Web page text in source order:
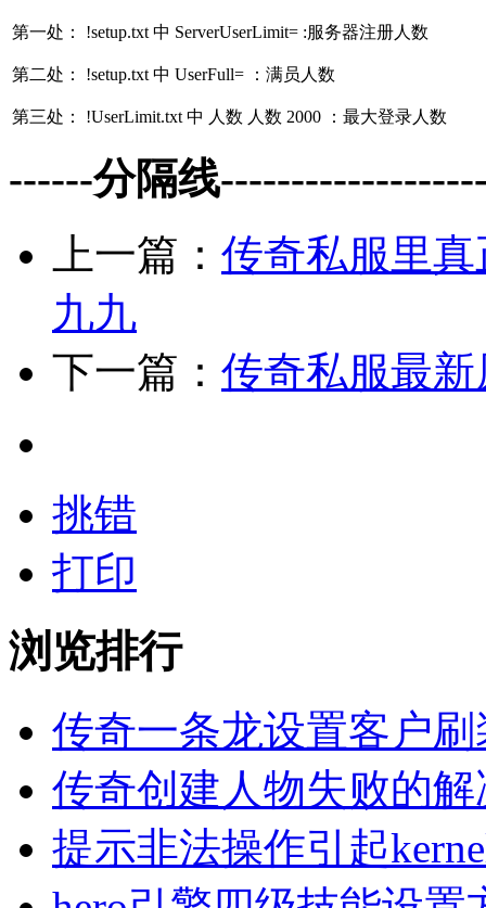
第一处： !setup.txt 中 ServerUserLimit= :服务器注册人数
第二处： !setup.txt 中 UserFull= ：满员人数
第三处： !UserLimit.txt 中 人数 人数 2000 ：最大登录人数
------分隔线
上一篇： 传奇私服里
九九
下一篇： 传奇私服最
挑错
打印
浏览排行
传奇一条龙设置客户
传奇创建人物失败的
提示非法操作引起